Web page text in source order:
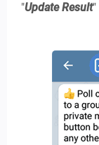
"Update Result"